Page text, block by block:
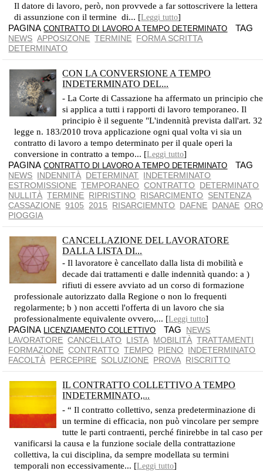
Il datore di lavoro, però, non provvede a far sottoscrivere la lettera
di assunzione con il termine di... [Leggi tutto]
PAGINACONTRATTO DI LAVORO A TEMPO DETERMINATO TAG
NEWS APPOSIZONE TERMINE FORMA SCRITTA
DETERMINATO
CON LA CONVERSIONE A TEMPO
INDETERMINATO DEL...
- La Corte di Cassazione ha affermato un principio che
si applica a tutti i rapporti di lavoro temporaneo. Il
principio è il seguente "L'indennità prevista dall'art. 32
legge n. 183/2010 trova applicazione ogni qual volta vi sia un
contratto di lavoro a tempo determinato per il quale operi la
conversione in contratto a tempo... [Leggi tutto]
PAGINACONTRATTO DI LAVORO A TEMPO DETERMINATO TAG
NEWS INDENNITÀ DETERMINAT INDETERMINATO
ESTROMISSIONE TEMPORANEO CONTRATTO
DETERMINATO
NULLITÀ TERMINE RIPRISTINO RISARCIMENTO
SENTENZA
CASSAZIONE 9105 2015 RISARCIEMNTO DAFNE DANAE ORO
PIOGGIA
CANCELLAZIONE DEL LAVORATORE
DALLA LISTA DI...
- Il lavoratore è cancellato dalla lista di mobilità e
decade dai trattamenti e dalle indennità quando: a )
rifiuti di essere avviato ad un corso di formazione
professionale autorizzato dalla Regione o non lo frequenti
regolarmente; b ) non accetti l'offerta di un lavoro che sia
professionalmente equivalente ovvero,... [Leggi tutto]
PAGINA LICENZIAMENTO COLLETTIVO TAG NEWS
LAVORATORE CANCELLATO LISTA MOBILITÀ TRATTAMENTI
FORMAZIONE CONTRATTO TEMPO PIENO
INDETERMINATO
FACOLTÀ PERCEPIRE SOLUZIONE PROVA RISCRITTO
IL CONTRATTO COLLETTIVO A TEMPO
INDETERMINATO,...
- “ Il contratto collettivo, senza predeterminazione di
un termine di efficacia, non può vincolare per sempre
tutte le parti contraenti, perché finirebbe in tal caso per
vanificarsi la causa e la funzione sociale della contrattazione
collettiva, la cui disciplina, da sempre modellata su termini
temporali non eccessivamente... [Leggi tutto]